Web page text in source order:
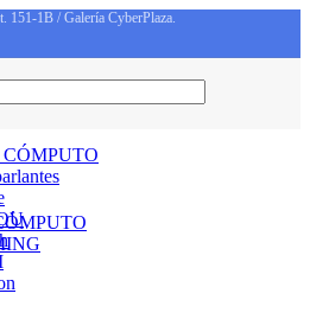
151-1B / Galería CyberPlaza.